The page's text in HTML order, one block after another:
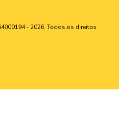
- 2026. Todos os direitos